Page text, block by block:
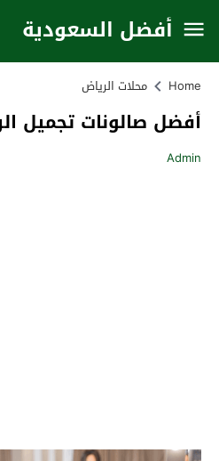
أفضل السعودية
Home محلات الرياض
أفضل صالونات تجميل
Admin